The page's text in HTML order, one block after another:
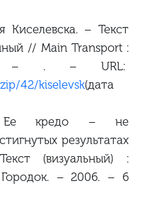
Киселевска. – Текст
// Main Transport :
– . – URL:
42/kiselevsk(дата
Ее кредо – не
результатах
(визуальный) :
– 2006. – 6